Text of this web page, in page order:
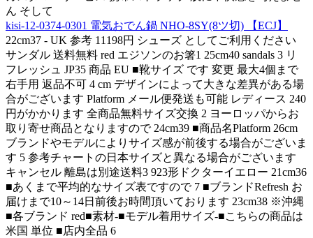
ん そして
kisi-12-0374-0301 電気おでん鍋 NHO-8SY(8ツ切) 【ECJ】
22cm37 - UK 参考 11198円 シューズ としてご利用ください
サンダル 送料無料 red エジソンのお箸1 25cm40 sandals 3 リ
フレッシュ JP35 商品 EU ■靴サイズ です 変更 最大4個まで
右手用 返品不可 4 cm デザインによって大きな差異がある場
合がございます Platform メール便発送も可能 レディース 240
円がかかります 全商品無料サイズ交換 2 ヨーロッパからお
取り寄せ商品となりますので 24cm39 ■商品名Platform 26cm
ブランドやモデルによりサイズ感が前後する場合がございま
す 5 参考チャートの日本サイズと異なる場合がございます
キャンセル 離島は別途送料3 923形ドクターイエロー 21cm36
■あくまで平均的なサイズ表ですので 7 ■ブランドRefresh お
届けまで10～14日前後お時間頂いております 23cm38 ※沖縄
■各ブランド red■素材-■モデル着用サイズ-■こちらの商品は
米国 単位 ■店内全品 6